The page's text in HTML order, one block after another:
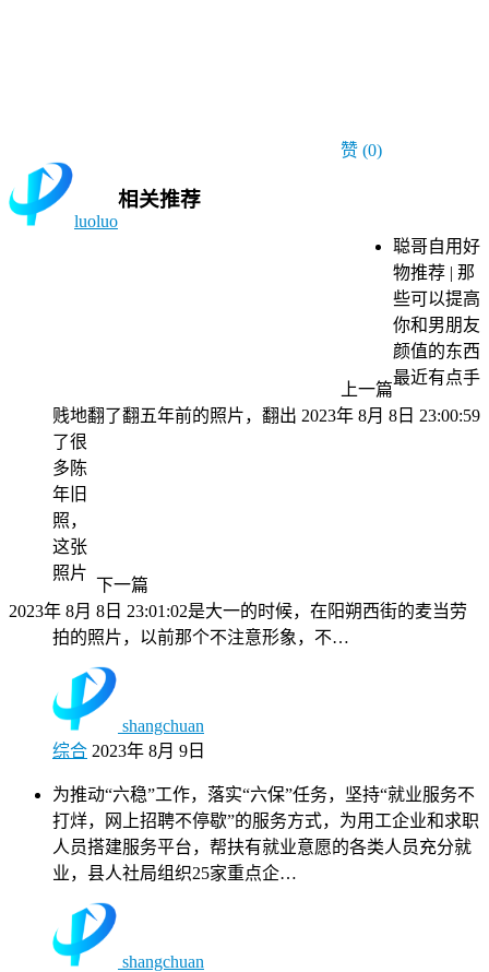
赞 (0)
luoluo
上一篇
2023年 8月 8日 23:00:59
下一篇
2023年 8月 8日 23:01:02
相关推荐
聪哥自用好
物推荐 | 那
些可以提高
你和男朋友
颜值的东西
最近有点手
贱地翻了翻五年前的照片，翻出
了很
多陈
年旧
照，
这张
照片
是大一的时候，在阳朔西街的麦当劳
拍的照片，以前那个不注意形象，不…
shangchuan
综合 2023年 8月 9日
为推动“六稳”工作，落实“六保”任务，坚持“就业服务不
打烊，网上招聘不停歇”的服务方式，为用工企业和求职
人员搭建服务平台，帮扶有就业意愿的各类人员充分就
业，县人社局组织25家重点企…
shangchuan